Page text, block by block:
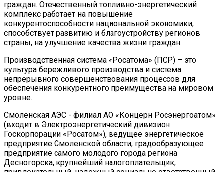
граждан. Отечественный топливно-энергетический
комплекс работает на повышение
конкурентоспособности национальной экономики,
способствует развитию и благоустройству регионов
страны, на улучшение качества жизни граждан.
Производственная система «Росатома» (ПСР) – это
культура бережливого производства и система
непрерывного совершенствования процессов для
обеспечения конкурентного преимущества на мировом
уровне.
Смоленская АЭС - филиал АО «Концерн Росэнергоатом»
(входит в Электроэнергетический дивизион
Госкорпорации «Росатом»), ведущее энергетическое
предприятие Смоленской области, градообразующее
предприятие самого молодого города региона
Десногорска, крупнейший налогоплательщик,